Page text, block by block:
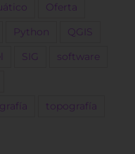
Oferta
Python QGIS
SIG software
topografía